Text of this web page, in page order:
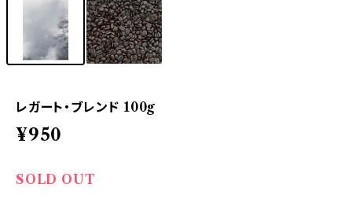
レガート・ブレンド 100g
¥950
SOLD OUT